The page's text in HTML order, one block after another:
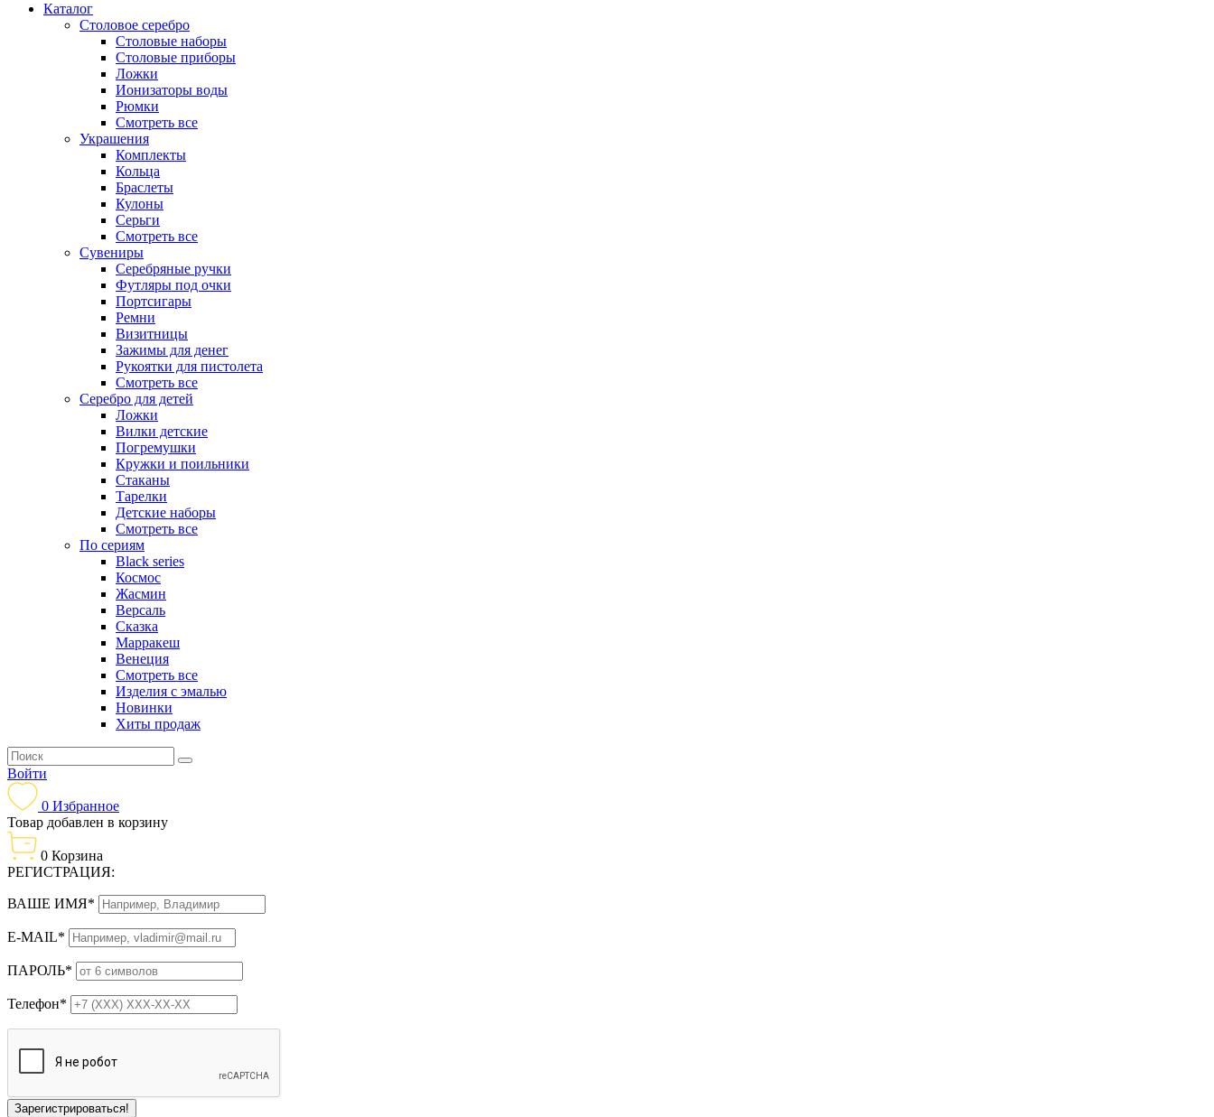
Каталог
Столовое серебро
Столовые наборы
Столовые приборы
Ложки
Ионизаторы воды
Рюмки
Смотреть все
Украшения
Комплекты
Кольца
Браслеты
Кулоны
Серьги
Смотреть все
Сувениры
Серебряные ручки
Футляры под очки
Портсигары
Ремни
Визитницы
Зажимы для денег
Рукоятки для пистолета
Смотреть все
Серебро для детей
Ложки
Вилки детские
Погремушки
Кружки и поильники
Стаканы
Тарелки
Детские наборы
Смотреть все
По сериям
Black series
Космос
Жасмин
Версаль
Сказка
Марракеш
Венеция
Смотреть все
Изделия с эмалью
Новинки
Хиты продаж
Войти
0 Избранное
Товар добавлен в корзину
0 Корзина
РЕГИСТРАЦИЯ:
ВАШЕ ИМЯ*
E-MAIL*
ПАРОЛЬ*
Телефон*
Зарегистрироваться!